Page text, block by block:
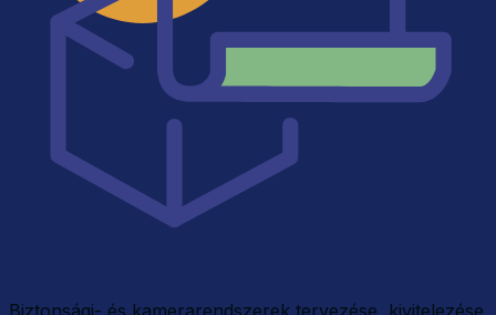
Biztonsági- és kamerarendszerek tervezése, kivitelezése